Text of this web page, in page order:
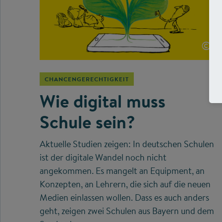
©
CHANCENGERECHTIGKEIT
Wie digital muss
Schule sein?
Aktuelle Studien zeigen: In deutschen Schulen
ist der digitale Wandel noch nicht
angekommen. Es mangelt an Equipment, an
Konzepten, an Lehrern, die sich auf die neuen
Medien einlassen wollen. Dass es auch anders
geht, zeigen zwei Schulen aus Bayern und dem